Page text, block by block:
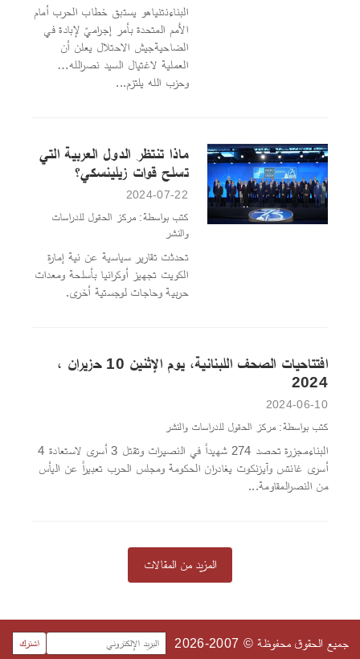
البناءنتنياهو يستبق خطاب الحرب أمام
الأمم المتحدة بأمر إجراميّ لإبادة في
الضاحيةجيش الاحتلال يعلن أن
العملية لاغتيال السيد نصرالله…
وحزب الله يلتزم...
ماذا تنتظر الدول العربية التي
تسلح قوات زيلينسكي؟
2024-07-22
كتب بواسطة: مركز الحقول للدراسات
والنشر
تحدثت تقارير سياسية عن نية إمارة
الكويت تجهيز أوكرانيا بأسلحة ومعدات
حربية وحاجات لوجستية أخرى.
افتتاحيات الصحف اللبنانية، يوم الإثنين 10 حزيران ،
2024
2024-06-10
كتب بواسطة: مركز الحقول للدراسات والنشر
البناءمجزرة تحصد 274 شهيداً في النصيرات وتقتل 3 أسرى لاستعادة 4
أسرى غانتس وآيزنكوت يغادران الحكومة ومجلس الحرب تعبيراً عن اليأس
من النصرالمقاومة...
المزيد من المقالات
جميع الحقوق محفوظة © 2007-2026 اشترك